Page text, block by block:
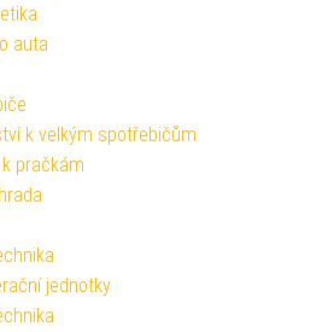
auta
k velkým spotřebičům
pračkám
jednotky